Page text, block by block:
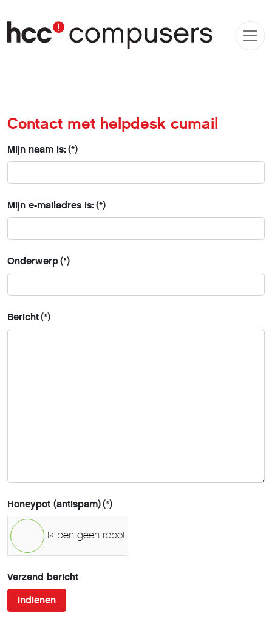
Contact met helpdesk cumail
Mijn naam is:(*)
Mijn e-mailadres is:(*)
Onderwerp(*)
Bericht(*)
Honeypot (antispam)(*)
Ik ben geen robot
Verzend bericht
Indienen